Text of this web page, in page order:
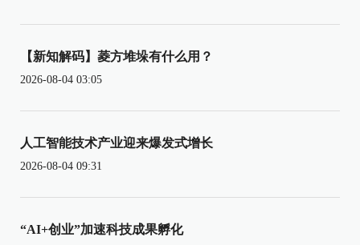
【新知解码】菱方堆垛有什么用？
2026-08-04 03:05
人工智能技术产业迎来爆发式增长
2026-08-04 09:31
“AI+创业”加速科技成果孵化